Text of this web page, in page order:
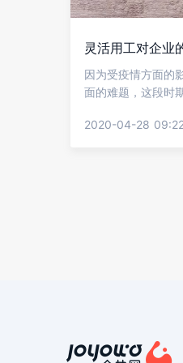
灵活用工对企业
因为受疫情方面的
面的难题，这段时
是有很多企业不了
2020-04-28